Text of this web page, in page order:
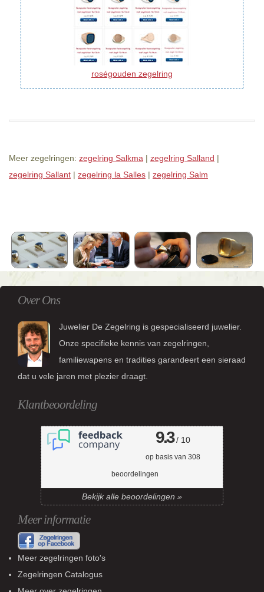
roségouden zegelring
Meer zegelringen: zegelring Salkma | zegelring Salland |
zegelring Sallant | zegelring la Salles | zegelring Salm
Over Ons
Juwelier De Zegelring is gespecialiseerd juwelier.
Onze specifieke kennis van zegelringen,
familiewapens en tradities garandeert een sieraad
dat u vele jaren met plezier draagt.
Klantbeoordeling
9.3/ 10
op basis van 308
beoordelingen
Bekijk alle beoordelingen »
Meer informatie
Meer zegelringen foto's
Zegelringen Catalogus